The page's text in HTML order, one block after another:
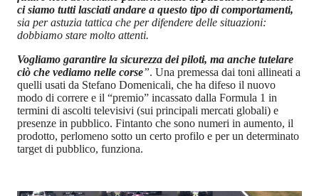
ci siamo tutti lasciati andare a questo tipo di comportamenti,
sia per astuzia tattica che per difendere delle situazioni:
dobbiamo stare molto attenti.
Vogliamo garantire la sicurezza dei piloti, ma anche tutelare
ciò che vediamo nelle corse”. Una premessa dai toni allineati a
quelli usati da Stefano Domenicali, che ha difeso il nuovo
modo di correre e il “premio” incassato dalla Formula 1 in
termini di ascolti televisivi (sui principali mercati globali) e
presenze in pubblico. Fintanto che sono numeri in aumento, il
prodotto, perlomeno sotto un certo profilo e per un determinato
target di pubblico, funziona.